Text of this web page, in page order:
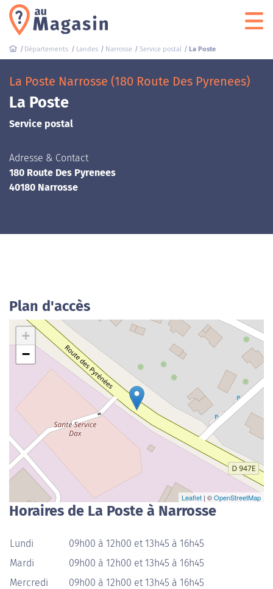
Départements Landes Narrosse Service postal La Poste
La Poste Narrosse (180 Route Des Pyrenees)
La Poste
Service postal
Adresse & Contact
180 Route Des Pyrenees
40180 Narrosse
Plan d'accès
+
−
Leaflet | ©OpenStreetMap
Horaires de La Poste à Narrosse
Lundi
09h00 à 12h00 et 13h45 à 16h45
Mardi
09h00 à 12h00 et 13h45 à 16h45
Mercredi
09h00 à 12h00 et 13h45 à 16h45